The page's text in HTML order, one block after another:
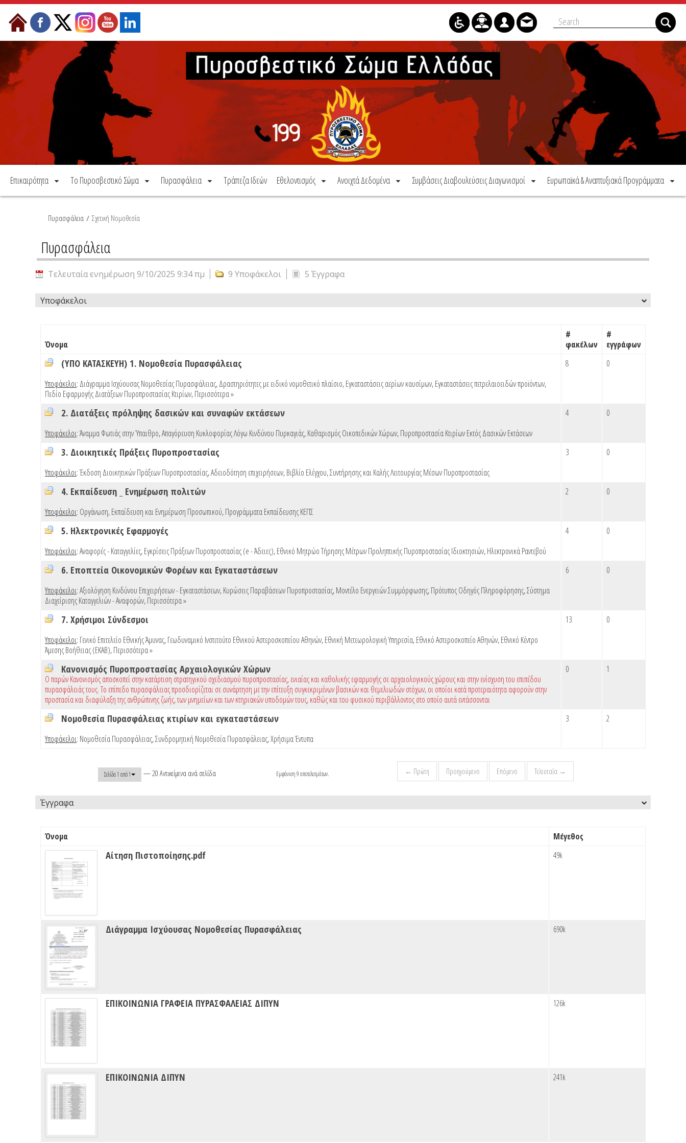
Μετάβαση στο περιεχόμενο
Επικαιρότητα Το Πυροσβεστικό Σώμα Πυρασφάλεια Τράπεζα Ιδεών Εθελοντισμός Ανοιχτά Δεδομένα Συμβάσεις Διαβουλεύσεις Διαγωνισμοί Ευρωπαϊκά & Αναπτυξιακά Προγράμματα
Πυρασφάλεια / Σχετική Νομοθεσία
Πυρασφάλεια
Τελευταία ενημέρωση 9/10/2025 9:34 πμ 9 Υποφάκελοι 5 Έγγραφα
Υποφάκελοι
Όνομα
#
φακέλων
#
εγγράφων
(ΥΠΟ ΚΑΤΑΣΚΕΥΗ) 1. Νομοθεσία Πυρασφάλειας
Υποφάκελοι: Διάγραμμα Ισχύουσας Νομοθεσίας Πυρασφάλειας,Δραστηριότητες με ειδικό νομοθετικό πλαίσιο,Εγκαταστάσεις αερίων καυσίμων,Εγκαταστάσεις πετρελαιοειδών προϊόντων,
Πεδίο Εφαρμογής Διατάξεων Πυροπροστασίας Κτιρίων,Περισσότερα »
8 0
2. Διατάξεις πρόληψης δασικών και συναφών εκτάσεων
Υποφάκελοι:Άναμμα Φωτιάς στην Ύπαιθρο,Απαγόρευση Κυκλοφορίας Λόγω Κινδύνου Πυρκαγιάς,Καθαρισμός Οικοπεδικών Χώρων,Πυροπροστασία Κτιρίων Εκτός Δασικών Εκτάσεων
4 0
3. Διοικητικές Πράξεις Πυροπροστασίας
Υποφάκελοι:Έκδοση Διοικητικών Πράξεων Πυροπροστασίας,Αδειοδότηση επιχειρήσεων,Βιβλίο Ελέγχου, Συντήρησης και Καλής Λειτουργίας Μέσων Πυροπροστασίας
3 0
4. Εκπαίδευση _ Ενημέρωση πολιτών
Υποφάκελοι: Οργάνωση, Εκπαίδευση και Ενημέρωση Προσωπικού,Προγράμματα Εκπαίδευσης ΚΕΠΣ
2 0
5. Ηλεκτρονικές Εφαρμογές
Υποφάκελοι:Αναφορές - Καταγγελίες,Εγκρίσεις Πράξεων Πυροπροστασίας (e - Άδειες),Εθνικό Μητρώο Τήρησης Μέτρων Προληπτικής Πυροπροστασίας Ιδιοκτησιών,Ηλεκτρονικά Ραντεβού
4 0
6. Εποπτεία Οικονομικών Φορέων και Εγκαταστάσεων
Υποφάκελοι:Αξιολόγηση Κινδύνου Επιχειρήσεων - Εγκαταστάσεων,Κυρώσεις Παραβάσεων Πυροπροστασίας,Μοντέλο Ενεργειών Συμμόρφωσης,Πρότυπος Οδηγός Πληροφόρησης,Σύστημα
Διαχείρισης Καταγγελιών - Αναφορών,Περισσότερα »
6 0
7. Χρήσιμοι Σύνδεσμοι
Υποφάκελοι: Γενικό Επιτελείο Εθνικής Άμυνας,Γεωδυναμικό Ινστιτούτο Εθνικού Αστεροσκοπείου Αθηνών,Εθνική Μετεωρολογική Υπηρεσία,Εθνικό Αστεροσκοπείο Αθηνών,Εθνικό Κέντρο
Άμεσης Βοήθειας (ΕΚΑΒ),Περισσότερα »
13 0
Κανονισμός Πυροπροστασίας Αρχαιολογικών Χώρων
Ο παρών Κανονισμός αποσκοπεί στην κατάρτιση στρατηγικού σχεδιασμού πυροπροστασίας, ενιαίας και καθολικής εφαρμογής σε αρχαιολογικούς χώρους και στην ενίσχυση του επιπέδου
πυρασφάλειάς τους. Το επίπεδο πυρασφάλειας προσδιορίζεται σε συνάρτηση με την επίτευξη συγκεκριμένων βασικών και θεμελιωδών στόχων, οι οποίοι κατά προτεραιότητα αφορούν στην
προστασία και διαφύλαξη της ανθρώπινης ζωής, των μνημείων και των κτηριακών υποδομών τους, καθώς και του φυσικού περιβάλλοντος στο οποίο αυτά εντάσσονται
0 1
Νομοθεσία Πυρασφάλειας κτιρίων και εγκαταστάσεων
Υποφάκελοι: Νομοθεσία Πυρασφάλειας,Συνδρομητική Νομοθεσία Πυρασφάλειας,Χρήσιμα Έντυπα
3 2
Σελίδα 1 από 1 — 20 Αντικείμενα ανά σελίδα Εμφάνιση 9 αποτελεσμάτων. ← Πρώτη Προηγούμενο Επόμενο Τελευταία →
Έγγραφα
Όνομα Μέγεθος
Αίτηση Πιστοποίησης.pdf 49k
Διάγραμμα Ισχύουσας Νομοθεσίας Πυρασφάλειας 690k
ΕΠΙΚΟΙΝΩΝΙΑ ΓΡΑΦΕΙΑ ΠΥΡΑΣΦΑΛΕΙΑΣ ΔΙΠΥΝ 126k
ΕΠΙΚΟΙΝΩΝΙΑ ΔΙΠΥΝ 241k